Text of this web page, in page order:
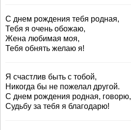
С днем рождения тебя родная,
Тебя я очень обожаю,
Жена любимая моя,
Тебя обнять желаю я!
Я счастлив быть с тобой,
Никогда бы не пожелал другой.
С днем рождения родная, говорю,
Судьбу за тебя я благодарю!